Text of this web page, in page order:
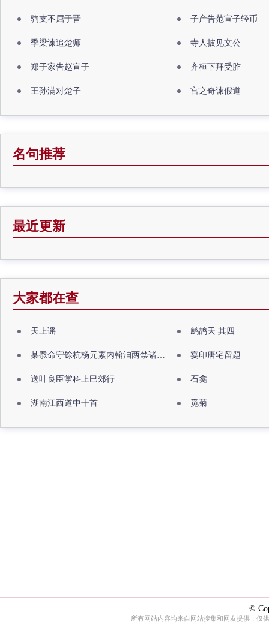
驹支不屈于晋 子产告范宣子轻币
季梁谏追楚师 寺人披见文公
郑子家告赵宣子 齐桓下拜受胙
王孙满对楚子 宫之奇谏假道
名句推荐
最近更新
大家都在查
天上谣 鹧鸪天 其四
某忝命守馀杭杨元素内翰洎两禁诸公出祖佛寺 宴印唐宅留题
送叶良臣掌科上巳郊行 石龛
湖南江西道中十首 觅菊
©
所有网站内容均来自网站搜集和网友提供，仅